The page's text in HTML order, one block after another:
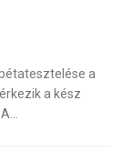
a
a kész